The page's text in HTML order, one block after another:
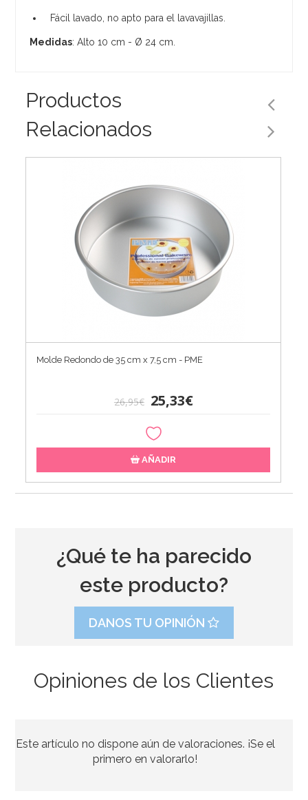
Fácil lavado, no apto para el lavavajillas.
Medidas: Alto 10 cm - Ø 24 cm.
Productos
Relacionados
Molde Redondo de 35 cm x 7,5 cm - PME
26,95€ 25,33€
AÑADIR
14,95€ 14,95€
¿Qué te ha parecido
este producto?
DANOS TU OPINIÓN
Opiniones de los Clientes
Este artículo no dispone aún de valoraciones. ¡Se el
primero en valorarlo!